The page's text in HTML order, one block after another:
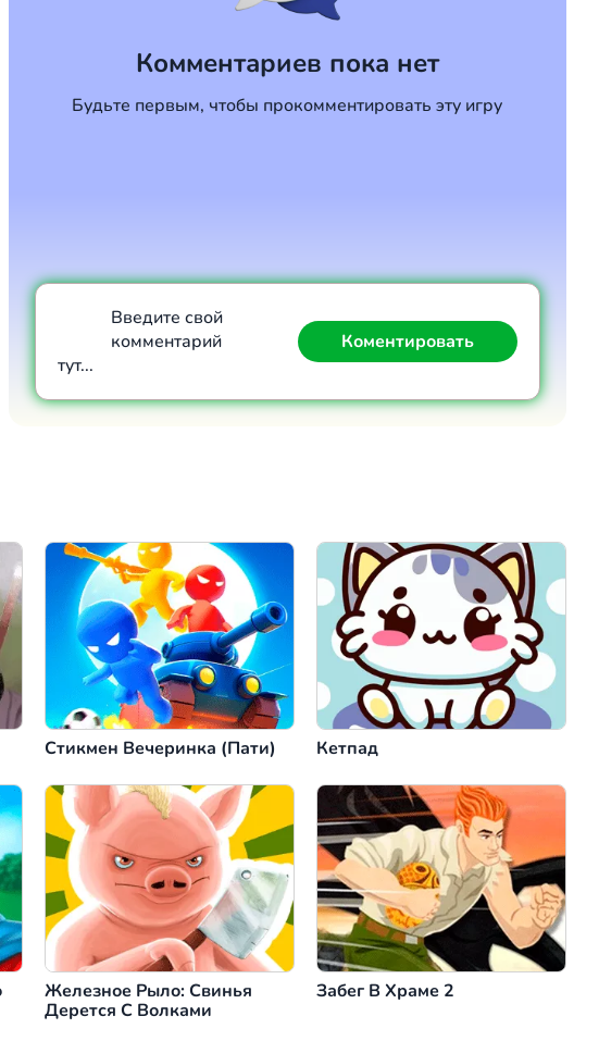
Комментариев пока нет
Будьте первым, чтобы прокомментировать эту игру
Введите свой
комментарий
тут...
Коментировать
Отмена Коментировать
Стикмен Вечеринка (Пати) Кетпад
Железное Рыло: Свинья
Дерется С Волками
Забег В Храме 2